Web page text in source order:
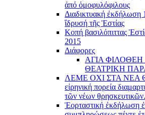
ἀπό ὁμοφυλόφιλους
Διαδικτυακή ἐκδήλωση
ἵδρυσή τῆς Ἑστίας
Κοπή βασιλόπιττας
2015
Διάφορες
ΑΓΙΑ
ΘΕΑΤΡΙΚΗ
ΛΕΜΕ ΟΧΙ ΣΤΑ ΝΕΑ
εἰρηνική πορεία
τῶν νέων θρησκευτικῶν.
Ἑορταστική ἐκδήλωση